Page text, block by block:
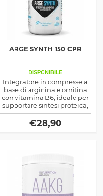
ARGE SYNTH 150 CPR
DISPONIBILE
Integratore in compresse a
base di arginina e ornitina
con vitamina B6, ideale per
supportare sintesi proteica,
recupero e performance
muscolare.
€28,90